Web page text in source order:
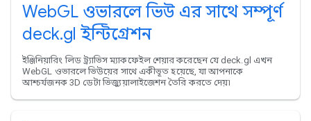
WebGL ওভারলে ভিউ এর সাথে সম্পূর্ণ
deck.gl ইন্টিগ্রেশন
ইঞ্জিনিয়ারিং লিড ট্র্যাভিস ম্যাকফেইল শেয়ার করেছেন যে deck.gl এখন
WebGL ওভারলে ভিউয়ের সাথে একীভূত হয়েছে, যা আপনাকে
আশ্চর্যজনক 3D ডেটা ভিজ্যুয়ালাইজেশন তৈরি করতে দেয়৷